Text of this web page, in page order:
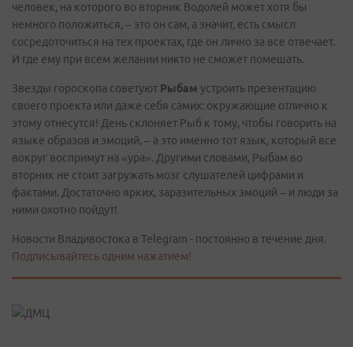
человек, на которого во вторник Водолей может хотя бы
немного положиться, – это он сам, а значит, есть смысл
сосредоточиться на тех проектах, где он лично за все отвечает.
И где ему при всем желании никто не сможет помешать.
Звезды гороскопа советуют Рыбам устроить презентацию
своего проекта или даже себя самих: окружающие отлично к
этому отнесутся! День склоняет Рыб к тому, чтобы говорить на
языке образов и эмоций, – а это именно тот язык, который все
вокруг воспримут на «ура». Другими словами, Рыбам во
вторник не стоит загружать мозг слушателей цифрами и
фактами. Достаточно ярких, заразительных эмоций – и люди за
ними охотно пойдут!
Новости Владивостока в Telegram - постоянно в течение дня.
Подписывайтесь одним нажатием!